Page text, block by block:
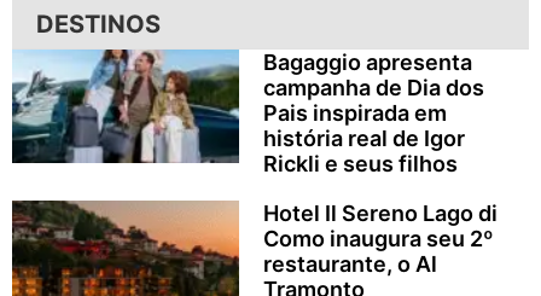
DESTINOS
Bagaggio apresenta
campanha de Dia dos
Pais inspirada em
história real de Igor
Rickli e seus filhos
Hotel Il Sereno Lago di
Como inaugura seu 2º
restaurante, o Al
Tramonto